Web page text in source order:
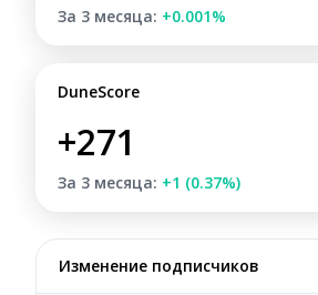
За 3 месяца: +0.001%
DuneScore
+271
За 3 месяца: +1 (0.37%)
Изменение подписчиков